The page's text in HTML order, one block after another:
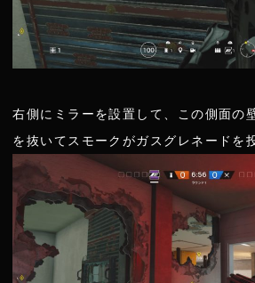
右側にミラーを設置して、この側面の
を抜いてスモークがガスグレネードを